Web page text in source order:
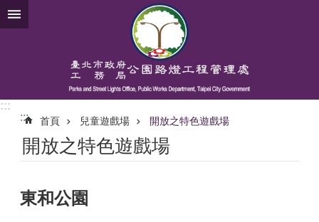
跳到主要內容區塊
:::
:::
首頁 兒童遊戲場 開放之特色遊戲場
開放之特色遊戲場
東和公園